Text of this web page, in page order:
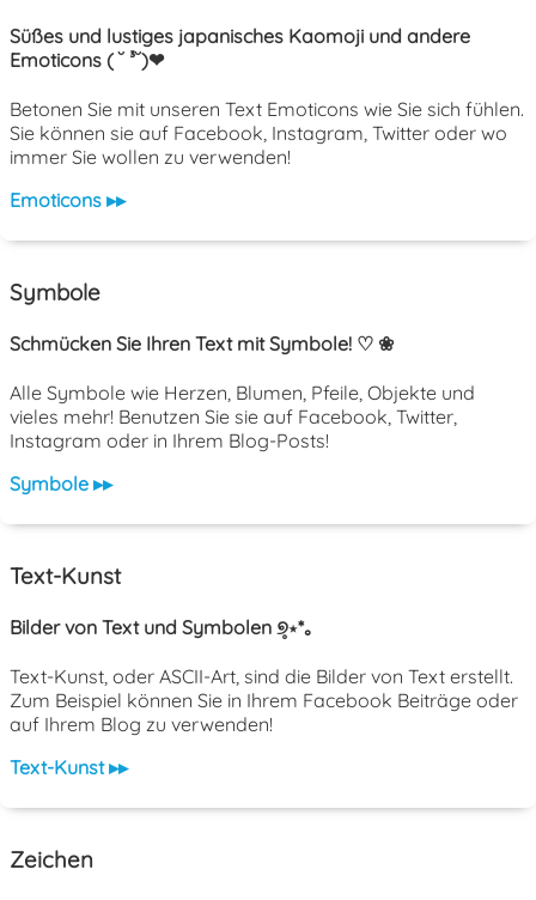
Süßes und lustiges japanisches Kaomoji und andere
Emoticons ( ˘ ³˘)❤
Betonen Sie mit unseren Text Emoticons wie Sie sich fühlen.
Sie können sie auf Facebook, Instagram, Twitter oder wo
immer Sie wollen zu verwenden!
Emoticons ▸▸
Symbole
Schmücken Sie Ihren Text mit Symbole! ♡ ❀
Alle Symbole wie Herzen, Blumen, Pfeile, Objekte und
vieles mehr! Benutzen Sie sie auf Facebook, Twitter,
Instagram oder in Ihrem Blog-Posts!
Symbole ▸▸
Text-Kunst
Bilder von Text und Symbolen ୭̥⋆*｡
Text-Kunst, oder ASCII-Art, sind die Bilder von Text erstellt.
Zum Beispiel können Sie in Ihrem Facebook Beiträge oder
auf Ihrem Blog zu verwenden!
Text-Kunst ▸▸
Zeichen